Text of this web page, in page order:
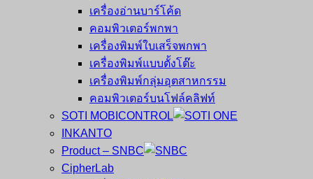
เครื่องอ่านบาร์โค้ด
คอมพิวเตอร์พกพา
เครื่องพิมพ์ใบเสร็จพกพา
เครื่องพิมพ์แบบตั้งโต๊ะ
เครื่องพิมพ์กลุ่มอุตสาหกรรม
คอมพิวเตอร์บนโฟล์คลิฟท์
SOTI MOBICONTROL
INKANTO
Product – SNBC
CipherLab